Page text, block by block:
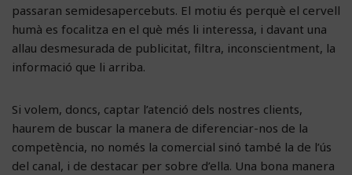
passaran semidesapercebuts. El motiu és perquè el cervell
humà es focalitza en el què més li interessa, i davant una
allau desmesurada de publicitat, filtra, inconscientment, la
informació que li arriba.
Si volem, doncs, captar l’atenció dels nostres clients,
haurem de buscar la manera de diferenciar-nos de la
competència, no només la comercial sinó també la de l’ús
del canal, i de destacar per sobre d’ella. Una bona manera